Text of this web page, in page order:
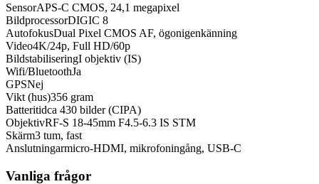
SensorAPS-C CMOS, 24,1 megapixel
BildprocessorDIGIC 8
AutofokusDual Pixel CMOS AF, ögonigenkänning
Video4K/24p, Full HD/60p
BildstabiliseringI objektiv (IS)
Wifi/BluetoothJa
GPSNej
Vikt (hus)356 gram
Batteritidca 430 bilder (CIPA)
ObjektivRF-S 18-45mm F4.5-6.3 IS STM
Skärm3 tum, fast
Anslutningarmicro-HDMI, mikrofoningång, USB-C
Vanliga frågor